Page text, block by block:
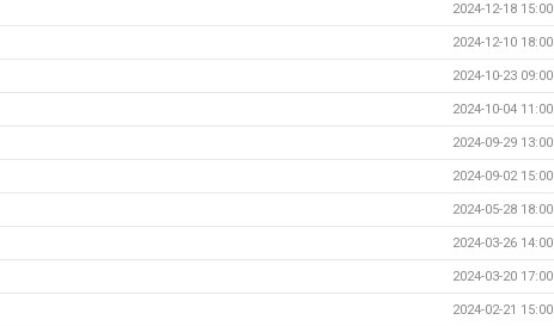
2024-12-18 15:00
2024-12-10 18:00
2024-10-23 09:00
2024-10-04 11:00
2024-09-29 13:00
2024-09-02 15:00
2024-05-28 18:00
2024-03-26 14:00
2024-03-20 17:00
2024-02-21 15:00